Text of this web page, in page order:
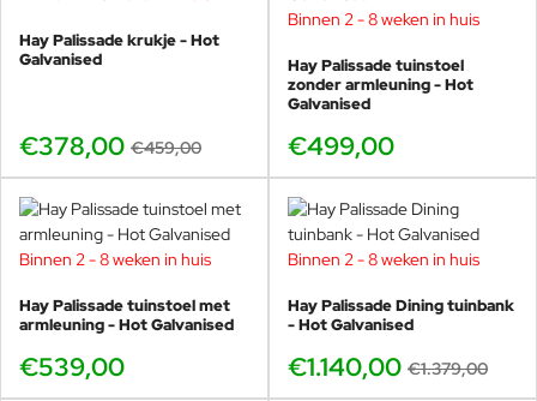
Hay Palissade krukje - Hot
Galvanised
€378,00 €459,00
Binnen 2 - 8 weken in huis
Hay Palissade tuinstoel
zonder armleuning - Hot
Galvanised
€499,00
Binnen 2 - 8 weken in huis
Hay Palissade tuinstoel met
armleuning - Hot Galvanised
€539,00
-17%
Binnen 2 - 8 weken in huis
Hay Palissade Dining tuinbank
- Hot Galvanised
€1.140,00 €1.379,00